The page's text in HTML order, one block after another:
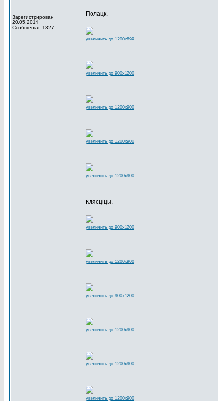
Зарегистрирован:
20.05.2014
Сообщения: 1327
Полацк.
увеличить до 1200x899
увеличить до 900x1200
увеличить до 1200x900
увеличить до 1200x900
увеличить до 1200x900
Клясціцы.
увеличить до 900x1200
увеличить до 1200x900
увеличить до 900x1200
увеличить до 1200x900
увеличить до 1200x900
увеличить до 1200x900